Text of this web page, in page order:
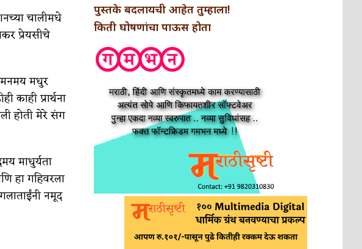
चालीमधे
प्रेयसीचे
मधुर
प्रार्थना
होती मेरे संग
माधुर्यता
हा गहिवरला
नमूद
पुस्तके बदलायची आहेत तुम्हाला!
किती घोषणांचा पाऊस होता